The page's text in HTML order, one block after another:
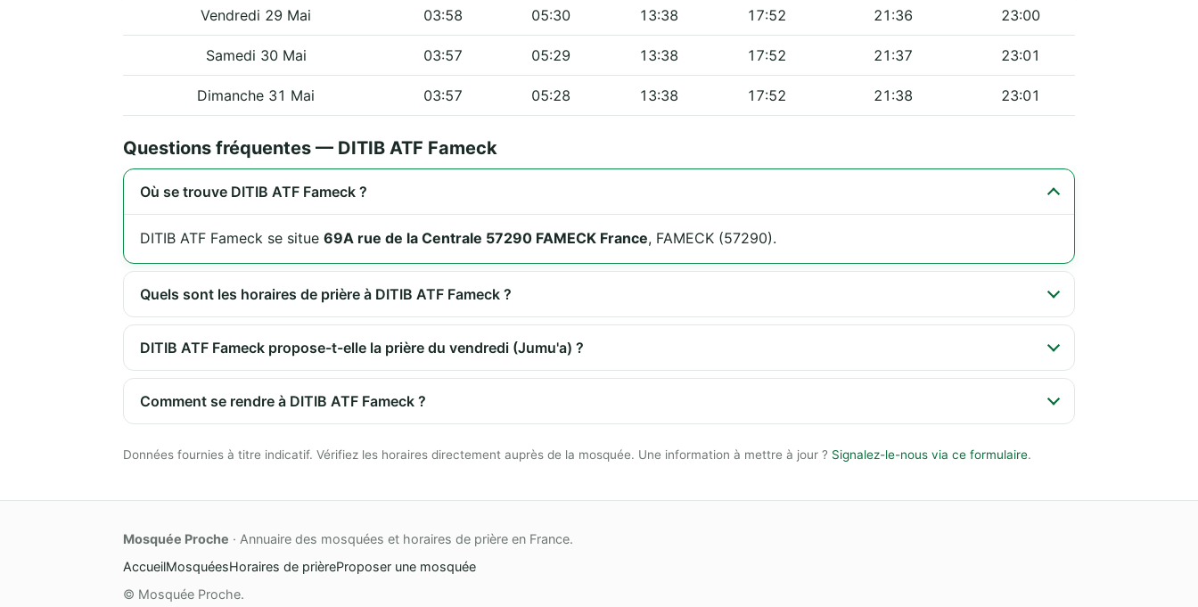
Vendredi 29 Mai 03:58 05:30 13:38 17:52 21:36 23:00
Samedi 30 Mai 03:57 05:29 13:38 17:52 21:37 23:01
Dimanche 31 Mai 03:57 05:28 13:38 17:52 21:38 23:01
Questions fréquentes — DITIB ATF Fameck
Où se trouve DITIB ATF Fameck ?
DITIB ATF Fameck se situe 69A rue de la Centrale 57290 FAMECK France, FAMECK (57290).
Quels sont les horaires de prière à DITIB ATF Fameck ?
DITIB ATF Fameck propose-t-elle la prière du vendredi (Jumu'a) ?
Comment se rendre à DITIB ATF Fameck ?
Données fournies à titre indicatif. Vérifiez les horaires directement auprès de la mosquée. Une information à mettre à jour ? Signalez-le-nous via ce formulaire.
Mosquée Proche · Annuaire des mosquées et horaires de prière en France.
AccueilMosquéesHoraires de prièreProposer une mosquée
© Mosquée Proche.